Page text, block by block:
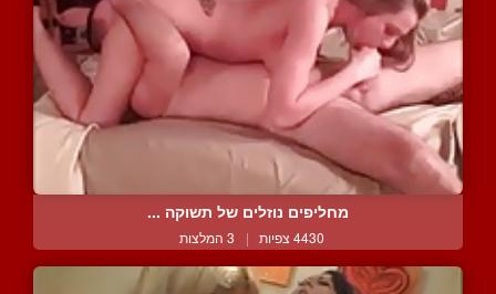
מחליפים נוזלים של תשוקה ...
4430 צפיות | 3 המלצות